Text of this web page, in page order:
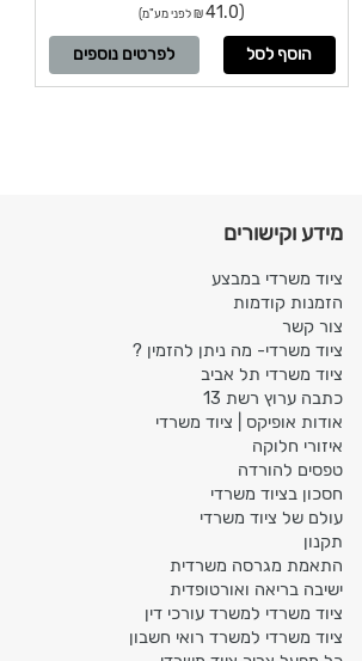
(41.0 ₪ לפני מע"מ)
לפרטים נוספים
מידע וקישורים
ציוד משרדי במבצע
הזמנות קודמות
צור קשר
ציוד משרדי- מה ניתן להזמין ?
ציוד משרדי תל אביב
כתבה ערוץ רשת 13
אודות אופיקס | ציוד משרדי
איזורי חלוקה
טפסים להורדה
חסכון בציוד משרדי
עולם של ציוד משרדי
תקנון
התאמת מגרסה משרדית
ישיבה בריאה ואורטופדית
ציוד משרדי למשרד עורכי דין
ציוד משרדי למשרד רואי חשבון